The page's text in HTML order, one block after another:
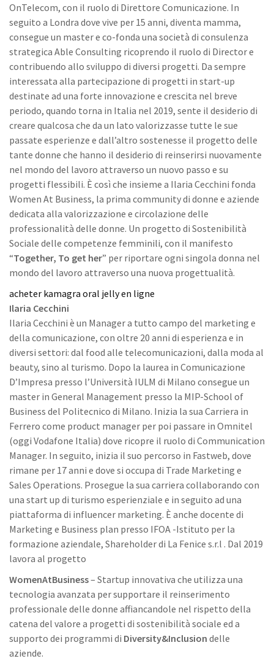
OnTelecom, con il ruolo di Direttore Comunicazione. In
seguito a Londra dove vive per 15 anni, diventa mamma,
consegue un master e co-fonda una società di consulenza
strategica Able Consulting ricoprendo il ruolo di Director e
contribuendo allo sviluppo di diversi progetti. Da sempre
interessata alla partecipazione di progetti in start-up
destinate ad una forte innovazione e crescita nel breve
periodo, quando torna in Italia nel 2019, sente il desiderio di
creare qualcosa che da un lato valorizzasse tutte le sue
passate esperienze e dall’altro sostenesse il progetto delle
tante donne che hanno il desiderio di reinserirsi nuovamente
nel mondo del lavoro attraverso un nuovo passo e su
progetti flessibili. È così che insieme a Ilaria Cecchini fonda
Women At Business, la prima community di donne e aziende
dedicata alla valorizzazione e circolazione delle
professionalità delle donne. Un progetto di Sostenibilità
Sociale delle competenze femminili, con il manifesto
“Together, To get her” per riportare ogni singola donna nel
mondo del lavoro attraverso una nuova progettualità.
acheter kamagra oral jelly en ligne
Ilaria Cecchini
Ilaria Cecchini è un Manager a tutto campo del marketing e
della comunicazione, con oltre 20 anni di esperienza e in
diversi settori: dal food alle telecomunicazioni, dalla moda al
beauty, sino al turismo. Dopo la laurea in Comunicazione
D’Impresa presso l’Università IULM di Milano consegue un
master in General Management presso la MIP-School of
Business del Politecnico di Milano. Inizia la sua Carriera in
Ferrero come product manager per poi passare in Omnitel
(oggi Vodafone Italia) dove ricopre il ruolo di Communication
Manager. In seguito, inizia il suo percorso in Fastweb, dove
rimane per 17 anni e dove si occupa di Trade Marketing e
Sales Operations. Prosegue la sua carriera collaborando con
una start up di turismo esperienziale e in seguito ad una
piattaforma di influencer marketing. È anche docente di
Marketing e Business plan presso IFOA -Istituto per la
formazione aziendale, Shareholder di La Fenice s.r.l . Dal 2019
lavora al progetto
WomenAtBusiness– Startup innovativa che utilizza una
tecnologia avanzata per supportare il reinserimento
professionale delle donne affiancandole nel rispetto della
catena del valore a progetti di sostenibilità sociale ed a
supporto dei programmi di Diversity&Inclusion delle
aziende.